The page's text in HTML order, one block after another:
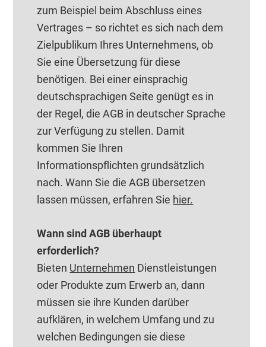
zum Beispiel beim Abschluss eines
Vertrages – so richtet es sich nach dem
Zielpublikum Ihres Unternehmens, ob
Sie eine Übersetzung für diese
benötigen. Bei einer einsprachig
deutschsprachigen Seite genügt es in
der Regel, die AGB in deutscher Sprache
zur Verfügung zu stellen. Damit
kommen Sie Ihren
Informationspflichten grundsätzlich
nach. Wann Sie die AGB übersetzen
lassen müssen, erfahren Sie hier.
Wann sind AGB überhaupt
erforderlich?
Bieten Unternehmen Dienstleistungen
oder Produkte zum Erwerb an, dann
müssen sie ihre Kunden darüber
aufklären, in welchem Umfang und zu
welchen Bedingungen sie diese